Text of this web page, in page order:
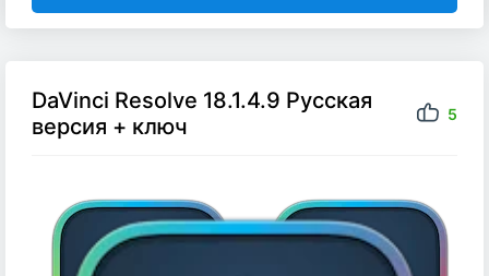
DaVinci Resolve 18.1.4.9 Русская
версия + ключ
5